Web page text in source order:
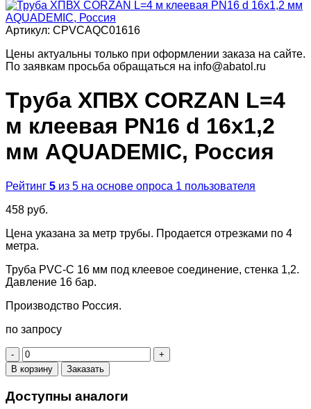
Артикул: CPVCAQC01616
Цены актуальны только при оформлении заказа на сайте.
По заявкам просьба обращаться на info@abatol.ru
Труба ХПВХ CORZAN L=4
м клеевая PN16 d 16х1,2
мм AQUADEMIC, Россия
Рейтинг 5 из 5 на основе опроса 1 пользователя
458 руб.
Цена указана за метр трубы. Продается отрезками по 4
метра.
Труба PVC-C 16 мм под клеевое соединение, стенка 1,2.
Давление 16 бар.
Производство Россия.
по запросу
Количество
товара
Труба
CORZAN
В корзину Заказать
Доступны аналоги